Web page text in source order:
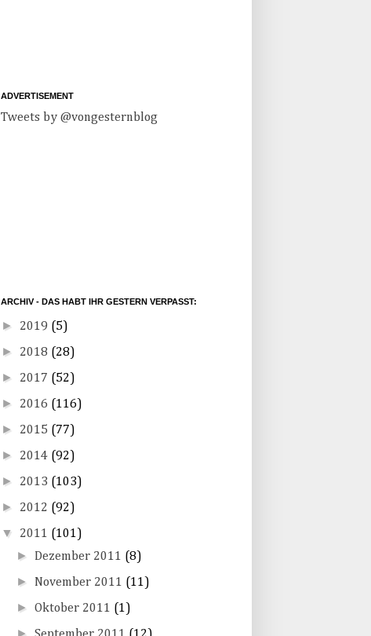
ADVERTISEMENT
Tweets by @vongesternblog
ARCHIV - DAS HABT IHR GESTERN VERPASST:
► 2019 (5)
► 2018 (28)
► 2017 (52)
► 2016 (116)
► 2015 (77)
► 2014 (92)
► 2013 (103)
► 2012 (92)
▼ 2011 (101)
► Dezember 2011 (8)
► November 2011 (11)
►Oktober 2011 (1)
►